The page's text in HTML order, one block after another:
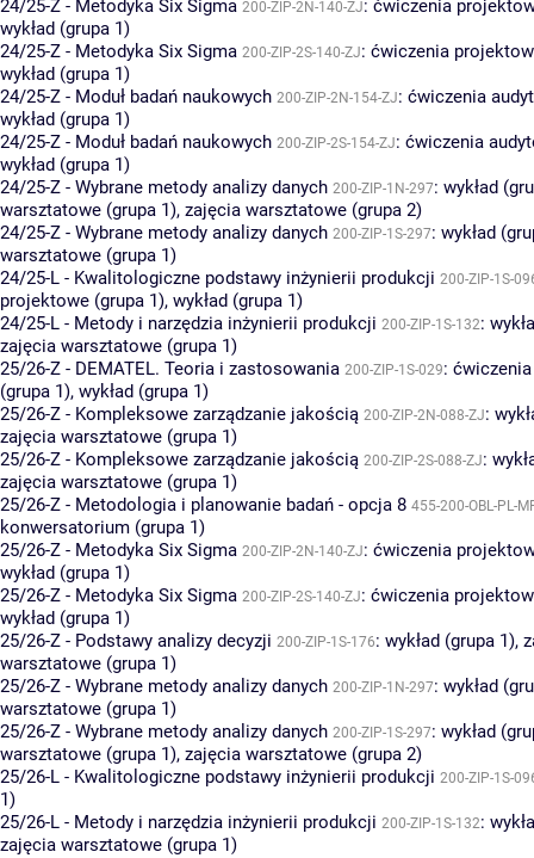
24/25-Z - Metodyka Six Sigma 200-ZIP-2N-140-ZJ: ćwiczenia
wykład (grupa 1)
24/25-Z - Metodyka Six Sigma 200-ZIP-2S-140-ZJ: ćwiczenia
wykład (grupa 1)
24/25-Z - Moduł badań naukowych 200-ZIP-2N-154-ZJ: ćwiczenia
wykład (grupa 1)
24/25-Z - Moduł badań naukowych 200-ZIP-2S-154-ZJ: ćwiczenia
wykład (grupa 1)
24/25-Z - Wybrane metody analizy danych 200-ZIP-1N-297: wykład
warsztatowe (grupa 1), zajęcia warsztatowe (grupa 2)
24/25-Z - Wybrane metody analizy danych 200-ZIP-1S-297: wykład
warsztatowe (grupa 1)
24/25-L - Kwalitologiczne podstawy inżynierii produkcji 200-ZIP-1S-
projektowe (grupa 1), wykład (grupa 1)
24/25-L - Metody i narzędzia inżynierii produkcji 200-ZIP-1S-132:
zajęcia warsztatowe (grupa 1)
25/26-Z - DEMATEL. Teoria i zastosowania 200-ZIP-1S-029:
(grupa 1), wykład (grupa 1)
25/26-Z - Kompleksowe zarządzanie jakością 200-ZIP-2N-088-ZJ:
zajęcia warsztatowe (grupa 1)
25/26-Z - Kompleksowe zarządzanie jakością 200-ZIP-2S-088-ZJ:
zajęcia warsztatowe (grupa 1)
25/26-Z - Metodologia i planowanie badań - opcja 8 455-200-OBL-PL-
konwersatorium (grupa 1)
25/26-Z - Metodyka Six Sigma 200-ZIP-2N-140-ZJ: ćwiczenia
wykład (grupa 1)
25/26-Z - Metodyka Six Sigma 200-ZIP-2S-140-ZJ: ćwiczenia
wykład (grupa 1)
25/26-Z - Podstawy analizy decyzji 200-ZIP-1S-176: wykład (grupa 1),
warsztatowe (grupa 1)
25/26-Z - Wybrane metody analizy danych 200-ZIP-1N-297: wykład
warsztatowe (grupa 1)
25/26-Z - Wybrane metody analizy danych 200-ZIP-1S-297: wykład
warsztatowe (grupa 1), zajęcia warsztatowe (grupa 2)
25/26-L - Kwalitologiczne podstawy inżynierii produkcji 200-ZIP-1S-
1)
25/26-L - Metody i narzędzia inżynierii produkcji 200-ZIP-1S-132:
zajęcia warsztatowe (grupa 1)